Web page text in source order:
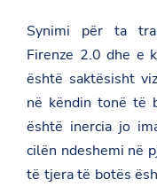
Synimi për ta
Firenze 2.0 dhe e
është saktësisht
në këndin tonë të
është inercia jo
cilën ndeshemi në
të tjera të botës